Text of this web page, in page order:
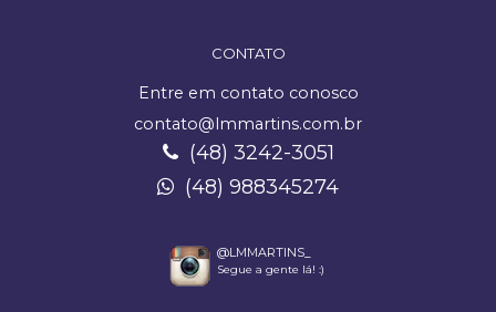
CONTATO
Entre em contato conosco
contato@lmmartins.com.br
(48) 3242-3051
(48) 988345274
@LMMARTINS_
Segue a gente lá! :)